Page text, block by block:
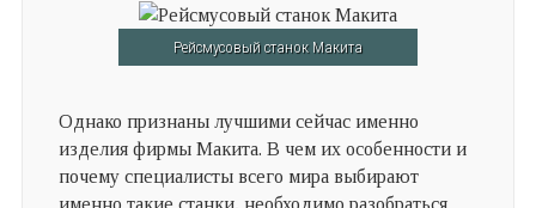
Рейсмусовый станок Макита
Однако признаны лучшими сейчас именно
изделия фирмы Макита. В чем их особенности и
почему специалисты всего мира выбирают
именно такие станки, необходимо разобраться